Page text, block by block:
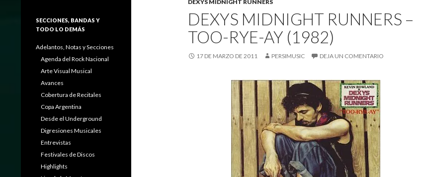
DEXYS MIDNIGHT RUNNERS
DEXYS MIDNIGHT RUNNERS –
TOO-RYE-AY (1982)
17 DE MARZO DE 2011 PERSIMUSIC DEJA UN COMENTARIO
SECCIONES, BANDAS Y
TODO LO DEMÁS
Adelantos, Notas y Secciones
Agenda del Rock Nacional
Arte Visual Musical
Avances
Cobertura de Recitales
Copa Argentina
Desde el Underground
Digresiones Musicales
Entrevistas
Festivales de Discos
Highlights